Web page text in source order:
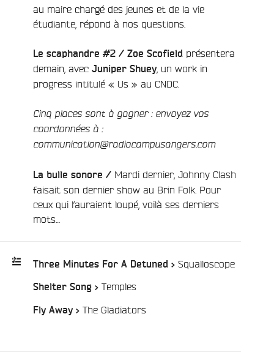
au maire chargé des jeunes et de la vie
étudiante, répond à nos questions.
Le scaphandre #2 / Zoe Scofield présentera
demain, avec Juniper Shuey , un work in
progress intitulé « Us » au CNDC.
Cinq places sont à gagner : envoyez vos
coordonnées à :
communication@radiocampusangers.com
La bulle sonore / Mardi dernier, Johnny Clash
faisait son dernier show au Brin Folk. Pour
ceux qui l’auraient loupé, voilà ses derniers
mots…
Playlist
:
Three Minutes For A Detuned > Squalloscope/
Shelter Song > Temples/
Fly Away > The Gladiators